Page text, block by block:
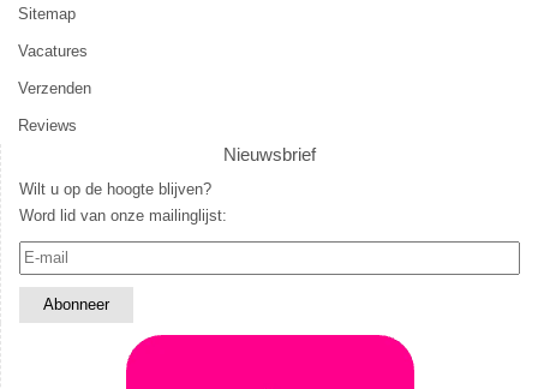
Sitemap
Vacatures
Verzenden
Reviews
Nieuwsbrief
Wilt u op de hoogte blijven?
Word lid van onze mailinglijst: